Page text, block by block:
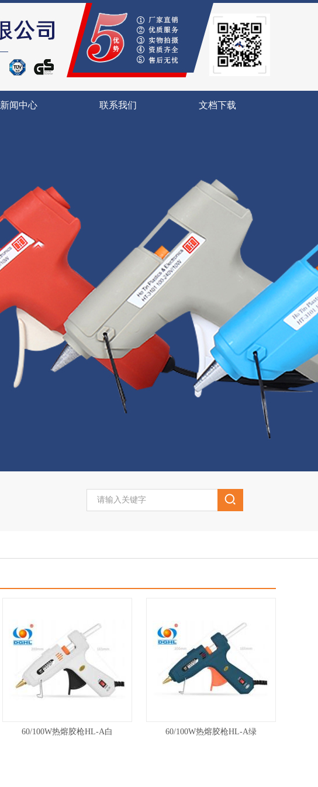
新闻中心 联系我们 文档下载
60/100W热熔胶枪HL-A白 60/100W热熔胶枪HL-A绿